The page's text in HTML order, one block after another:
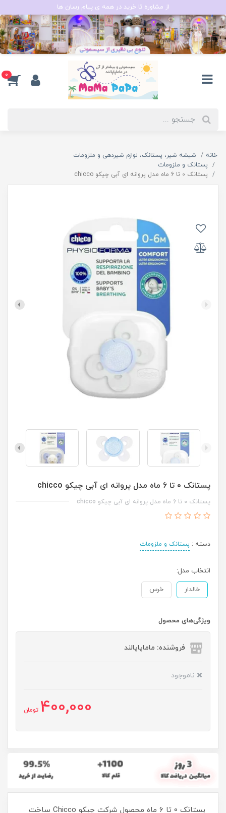
از مشاوره تا خرید در همه ی پیام رسان ها
0
خانه
شیشه شیر، پستانک، لوازم شیردهی و ملزومات
پستانک و ملزومات
پستانک 0 تا 6 ماه مدل پروانه ای آبی چیکو chicco
پستانک 0 تا 6 ماه مدل پروانه ای آبی چیکو chicco
پستانک 0 تا 6 ماه مدل پروانه ای آبی چیکو chicco
دسته : پستانک و ملزومات
انتخاب مدل:
خالدار خرس
ویژگی‌های محصول
فروشنده: ماماپاپالند
ناموجود
400,000 تومان
پستانک 0 تا 6 ماه محصول شرکت چیکو Chicco ساخت